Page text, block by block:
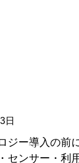
日
ジー導入の前
センサー・利